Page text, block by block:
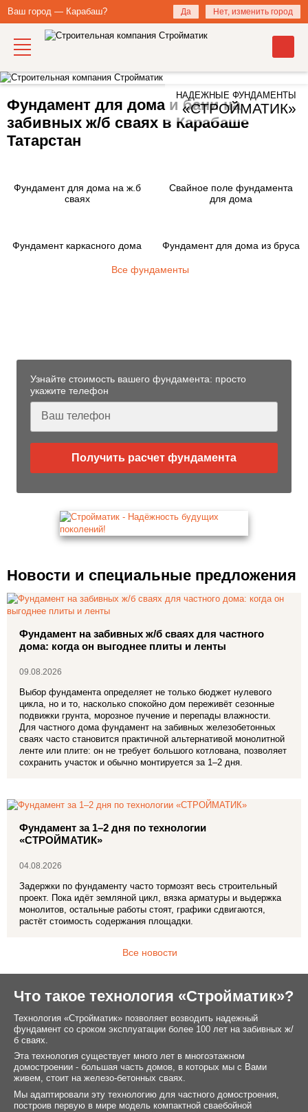
Ваш город — Карабаш? Да Нет, изменить город
НАДЕЖНЫЕ ФУНДАМЕНТЫ
«СТРОЙМАТИК»
Фундамент для дома и бани на
забивных ж/б сваях в Карабаше
Татарстан
Фундамент для дома на ж.б
сваях
Свайное поле фундамента
для дома
Фундамент каркасного дома Фундамент для дома из бруса
Все фундаменты
Узнайте стоимость вашего фундамента: просто
укажите телефон
Получить расчет фундамента
Новости и специальные предложения
Фундамент на забивных ж/б сваях для частного
дома: когда он выгоднее плиты и ленты
09.08.2026
Выбор фундамента определяет не только бюджет нулевого
цикла, но и то, насколько спокойно дом переживёт сезонные
подвижки грунта, морозное пучение и перепады влажности.
Для частного дома фундамент на забивных железобетонных
сваях часто становится практичной альтернативой монолитной
ленте или плите: он не требует большого котлована, позволяет
сохранить участок и обычно монтируется за 1–2 дня.
Фундамент за 1–2 дня по технологии
«СТРОЙМАТИК»
04.08.2026
Задержки по фундаменту часто тормозят весь строительный
проект. Пока идёт земляной цикл, вязка арматуры и выдержка
монолитов, остальные работы стоят, графики сдвигаются,
растёт стоимость содержания площадки.
Все новости
Что такое технология «Стройматик»?
Технология «Стройматик» позволяет возводить надежный
фундамент со сроком эксплуатации более 100 лет на забивных ж/
б сваях.
Эта технология существует много лет в многоэтажном
домостроении - большая часть домов, в которых мы с Вами
живем, стоит на железо-бетонных сваях.
Мы адаптировали эту технологию для частного домостроения,
построив первую в мире модель компактной сваебойной